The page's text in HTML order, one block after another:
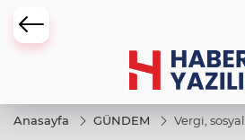
Anasayfa GÜNDEM
Vergi, sosyal